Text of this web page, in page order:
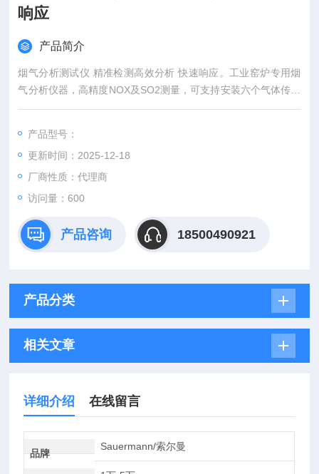
响应
产品简介
烟气分析测试仪 精准检测高效分析 快速响应。工业窑炉专用烟
气分析仪器，高精度NOX及SO2测量，可支持安装六个气体传感
器，适用大部分应用场景，并具备多种分析和计算功能，适用于
2/NO/NO2/NOx/SO2/CxHy/H2S
产品型号：
更新时间：2025-12-18
厂商性质：代理商
访问量：600
产品咨询 18500490921
产品分类
相关文章
详细介绍 在线留言
品牌
Sauermann/索尔曼